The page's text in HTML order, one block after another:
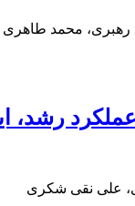
رهبری، محمد طاهری
بر
علی نقی شکری